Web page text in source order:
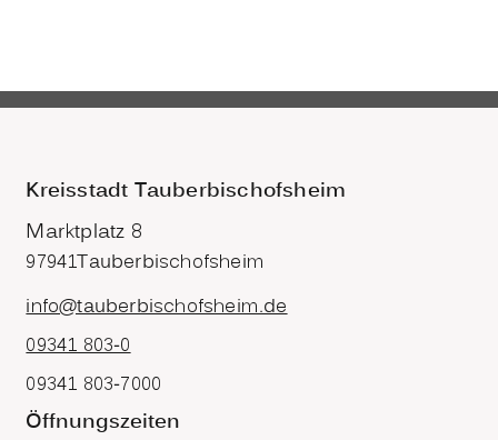
Kreisstadt Tauberbischofsheim
Marktplatz 8
97941Tauberbischofsheim
info@tauberbischofsheim.de
09341 803-0
09341 803-7000
Öffnungszeiten